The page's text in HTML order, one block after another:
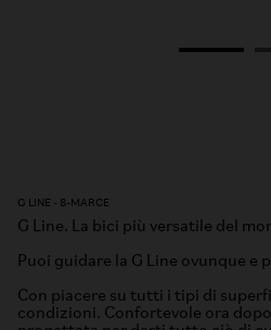
G LINE - 8-MARCE
G Line. La bici più versatile del
Puoi guidare la G Line ovunque e
Con piacere su tutti i tipi di
condizioni. Confortevole ora dopo